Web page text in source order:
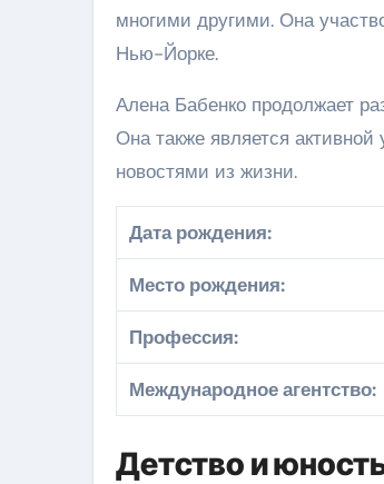
многими другими. Она
Нью-Йорке.
Алена Бабенко продолжает
Она также является
новостями из жизни.
Дата рождения:
Место рождения:
Профессия:
Международное агентство:
Детство и